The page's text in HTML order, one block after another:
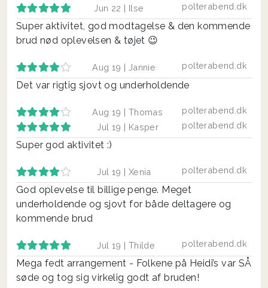
polterabend.dk
Jun 22 | Ilse
Super aktivitet, god modtagelse & den kommende
brud nød oplevelsen & tøjet 😉
polterabend.dk
Aug 19 | Jannie
Det var rigtig sjovt og underholdende
polterabend.dk
Aug 19 | Thomas
polterabend.dk
Jul 19 | Kasper
Super god aktivitet :)
polterabend.dk
Jul 19 | Xenia
God oplevelse til billige penge. Meget
underholdende og sjovt for både deltagere og
kommende brud
polterabend.dk
Jul 19 | Thilde
Mega fedt arrangement - Folkene på Heidi’s var SÅ
søde og tog sig virkelig godt af bruden!